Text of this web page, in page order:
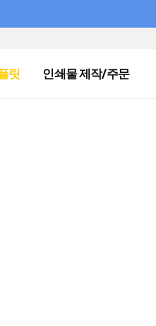
릿 인쇄물 제작/주문